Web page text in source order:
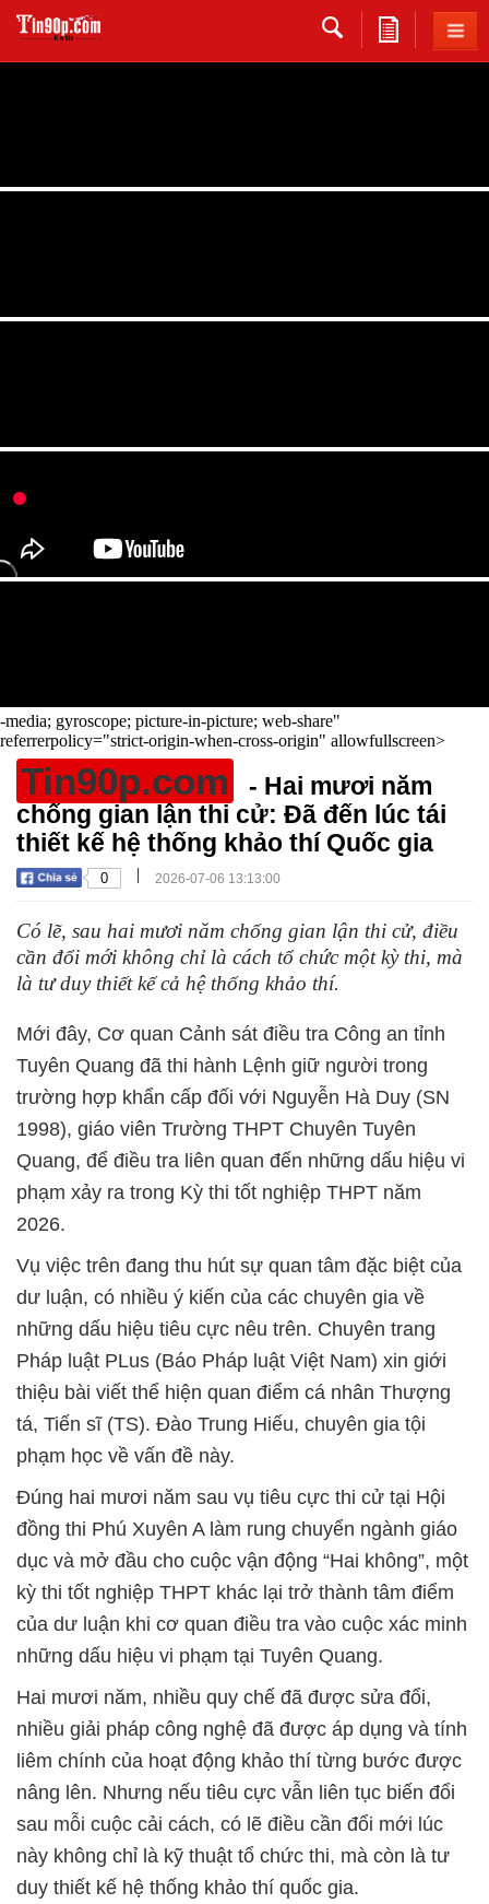
-media; gyroscope; picture-in-picture; web-share"
referrerpolicy="strict-origin-when-cross-origin" allowfullscreen>
Tin90p.com
- Hai mươi năm
chống gian lận thi cử: Đã đến lúc tái
thiết kế hệ thống khảo thí Quốc gia
0 | 2026-07-06 13:13:00
Có lẽ, sau hai mươi năm chống gian lận thi cử, điều
cần đổi mới không chỉ là cách tổ chức một kỳ thi, mà
là tư duy thiết kế cả hệ thống khảo thí.
Mới đây, Cơ quan Cảnh sát điều tra Công an tỉnh
Tuyên Quang đã thi hành Lệnh giữ người trong
trường hợp khẩn cấp đối với Nguyễn Hà Duy (SN
1998), giáo viên Trường THPT Chuyên Tuyên
Quang, để điều tra liên quan đến những dấu hiệu vi
phạm xảy ra trong Kỳ thi tốt nghiệp THPT năm
2026.
Vụ việc trên đang thu hút sự quan tâm đặc biệt của
dư luận, có nhiều ý kiến của các chuyên gia về
những dấu hiệu tiêu cực nêu trên. Chuyên trang
Pháp luật PLus (Báo Pháp luật Việt Nam) xin giới
thiệu bài viết thể hiện quan điểm cá nhân Thượng
tá, Tiến sĩ (TS). Đào Trung Hiếu, chuyên gia tội
phạm học về vấn đề này.
Đúng hai mươi năm sau vụ tiêu cực thi cử tại Hội
đồng thi Phú Xuyên A làm rung chuyển ngành giáo
dục và mở đầu cho cuộc vận động “Hai không”, một
kỳ thi tốt nghiệp THPT khác lại trở thành tâm điểm
của dư luận khi cơ quan điều tra vào cuộc xác minh
những dấu hiệu vi phạm tại Tuyên Quang.
Hai mươi năm, nhiều quy chế đã được sửa đổi,
nhiều giải pháp công nghệ đã được áp dụng và tính
liêm chính của hoạt động khảo thí từng bước được
nâng lên. Nhưng nếu tiêu cực vẫn liên tục biến đổi
sau mỗi cuộc cải cách, có lẽ điều cần đổi mới lúc
này không chỉ là kỹ thuật tổ chức thi, mà còn là tư
duy thiết kế hệ thống khảo thí quốc gia.